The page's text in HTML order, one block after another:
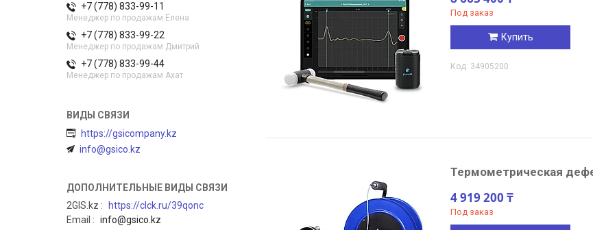
Под заказ
Купить
34905200
Термометрическая
4 919 200 ₸
Под заказ
+7 (778) 833-99-11
Менеджер по продажам Елена
+7 (778) 833-99-22
Менеджер по продажам Дмитрий
+7 (778) 833-99-44
Менеджер по продажам Ахат
https://gsicompany.kz
info@gsico.kz
2GIS.kz
https://clck.ru/39qonc
Email
info@gsico.kz